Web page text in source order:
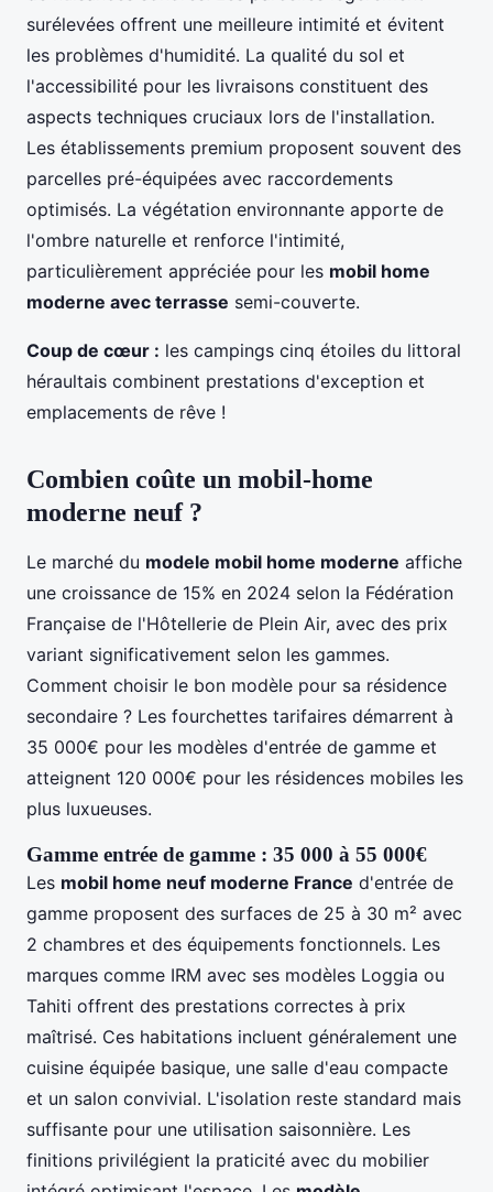
surélevées offrent une meilleure intimité et évitent
les problèmes d'humidité. La qualité du sol et
l'accessibilité pour les livraisons constituent des
aspects techniques cruciaux lors de l'installation.
Les établissements premium proposent souvent des
parcelles pré-équipées avec raccordements
optimisés. La végétation environnante apporte de
l'ombre naturelle et renforce l'intimité,
particulièrement appréciée pour les mobil home
moderne avec terrasse semi-couverte.
Coup de cœur : les campings cinq étoiles du littoral
héraultais combinent prestations d'exception et
emplacements de rêve !
Combien coûte un mobil-home
moderne neuf ?
Le marché du modele mobil home moderne affiche
une croissance de 15% en 2024 selon la Fédération
Française de l'Hôtellerie de Plein Air, avec des prix
variant significativement selon les gammes.
Comment choisir le bon modèle pour sa résidence
secondaire ? Les fourchettes tarifaires démarrent à
35 000€ pour les modèles d'entrée de gamme et
atteignent 120 000€ pour les résidences mobiles les
plus luxueuses.
Gamme entrée de gamme : 35 000 à 55 000€
Les mobil home neuf moderne France d'entrée de
gamme proposent des surfaces de 25 à 30 m² avec
2 chambres et des équipements fonctionnels. Les
marques comme IRM avec ses modèles Loggia ou
Tahiti offrent des prestations correctes à prix
maîtrisé. Ces habitations incluent généralement une
cuisine équipée basique, une salle d'eau compacte
et un salon convivial. L'isolation reste standard mais
suffisante pour une utilisation saisonnière. Les
finitions privilégient la praticité avec du mobilier